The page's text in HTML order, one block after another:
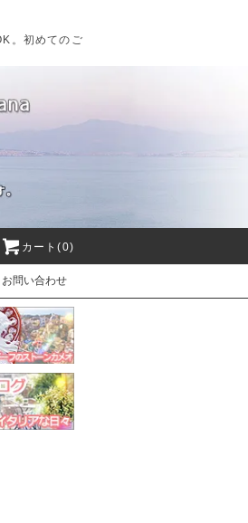
。初めてのご
カート(0)
お問い合わせ